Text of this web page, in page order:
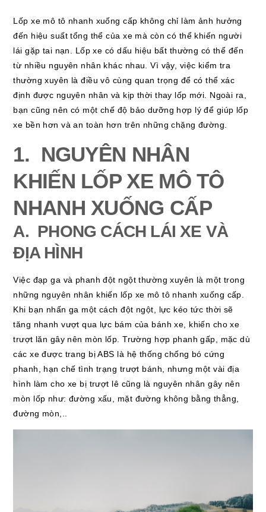
Lốp xe mô tô nhanh xuống cấp không chỉ làm ảnh hưởng
đến hiệu suất tổng thể của xe mà còn có thể khiến người
lái gặp tai nạn. Lốp xe có dấu hiệu bất thường có thể đến
từ nhiều nguyên nhân khác nhau. Vì vậy, việc kiểm tra
thường xuyên là điều vô cùng quan trọng để có thể xác
định được nguyên nhân và kịp thời thay lốp mới. Ngoài ra,
bạn cũng nên có một chế độ bảo dưỡng hợp lý để giúp lốp
xe bền hơn và an toàn hơn trên những chặng đường.
1. NGUYÊN NHÂN
KHIẾN LỐP XE MÔ TÔ
NHANH XUỐNG CẤP
A. PHONG CÁCH LÁI XE VÀ
ĐỊA HÌNH
Việc đạp ga và phanh đột ngột thường xuyên là một trong
những nguyên nhân khiến lốp xe mô tô nhanh xuống cấp.
Khi bạn nhấn ga một cách đột ngột, lực kéo tức thời sẽ
tăng nhanh vượt qua lực bám của bánh xe, khiến cho xe
trượt lăn gây nên mòn lốp. Trường hợp phanh gấp, mặc dù
các xe được trang bị ABS là hệ thống chống bó cứng
phanh, hạn chế tình trạng trượt bánh, nhưng một vài địa
hình làm cho xe bị trượt lê cũng là nguyên nhân gây nên
mòn lốp như: đường xấu, mặt đường không bằng thẳng,
đường mòn,..